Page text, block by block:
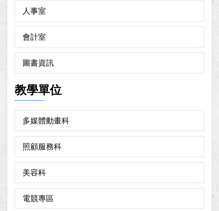
人事室
會計室
圖書資訊
教學單位
多媒體動畫科
照顧服務科
美容科
電競專區